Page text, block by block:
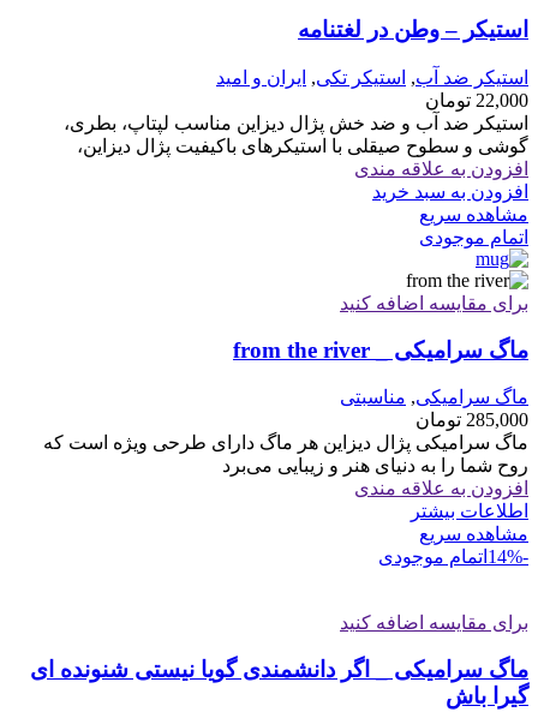
استیکر – وطن در لغتنامه
استیکر ضد آب, استیکر تکی, ایران و امید
22,000 تومان
استیکر ضد آب و ضد خش پژال دیزاین مناسب لپتاپ، بطری،
گوشی و سطوح صیقلی با استیکرهای باکیفیت پژال دیزاین،
افزودن به علاقه مندی
افزودن به سبد خرید
مشاهده سریع
اتمام موجودی
برای مقایسه اضافه کنید
ماگ سرامیکی _ from the river
ماگ سرامیکی, مناسبتی
285,000 تومان
ماگ سرامیکی پژال دیزاین هر ماگ دارای طرحی ویژه است که
روح شما را به دنیای هنر و زیبایی می‌برد
افزودن به علاقه مندی
اطلاعات بیشتر
مشاهده سریع
-14%
اتمام موجودی
برای مقایسه اضافه کنید
ماگ سرامیکی _ اگر دانشمندی گویا نیستی شنونده ای
گیرا باش